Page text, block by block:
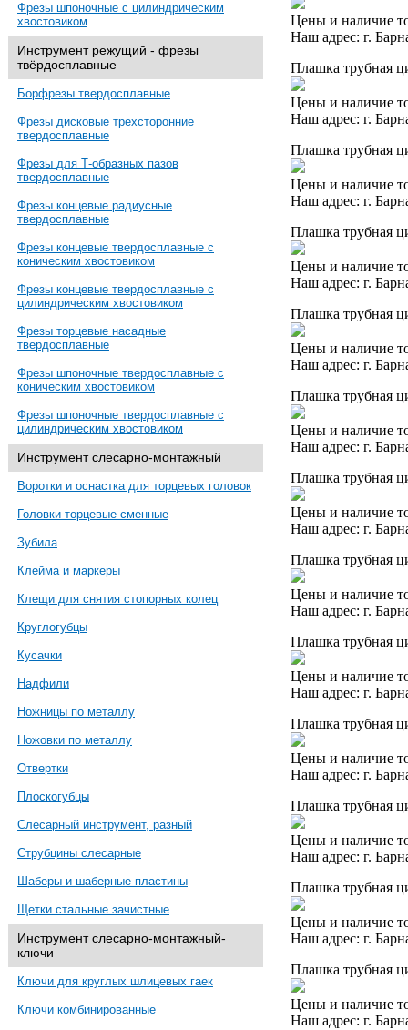
Фрезы шпоночные с цилиндрическим
хвостовиком
Инструмент режущий - фрезы
твёрдосплавные
Борфрезы твердосплавные
Фрезы дисковые трехсторонние
твердосплавные
Фрезы для Т-образных пазов
твердосплавные
Фрезы концевые радиусные
твердосплавные
Фрезы концевые твердосплавные с
коническим хвостовиком
Фрезы концевые твердосплавные с
цилиндрическим хвостовиком
Фрезы торцевые насадные
твердосплавные
Фрезы шпоночные твердосплавные с
коническим хвостовиком
Фрезы шпоночные твердосплавные с
цилиндрическим хвостовиком
Инструмент слесарно-монтажный
Воротки и оснастка для торцевых головок
Головки торцевые сменные
Зубила
Клейма и маркеры
Клещи для снятия стопорных колец
Круглогубцы
Кусачки
Надфили
Ножницы по металлу
Ножовки по металлу
Отвертки
Плоскогубцы
Слесарный инструмент, разный
Струбцины слесарные
Шаберы и шаберные пластины
Щетки стальные зачистные
Инструмент слесарно-монтажный-
ключи
Ключи для круглых шлицевых гаек
Ключи комбинированные
Цены и наличие
Наш адрес: г.
Плашка трубная
Цены и наличие
Наш адрес: г.
Плашка трубная
Цены и наличие
Наш адрес: г.
Плашка трубная
Цены и наличие
Наш адрес: г.
Плашка трубная
Цены и наличие
Наш адрес: г.
Плашка трубная
Цены и наличие
Наш адрес: г.
Плашка трубная
Цены и наличие
Наш адрес: г.
Плашка трубная
Цены и наличие
Наш адрес: г.
Плашка трубная
Цены и наличие
Наш адрес: г.
Плашка трубная
Цены и наличие
Наш адрес: г.
Плашка трубная
Цены и наличие
Наш адрес: г.
Плашка трубная
Цены и наличие
Наш адрес: г.
Плашка трубная
Цены и наличие
Наш адрес: г.